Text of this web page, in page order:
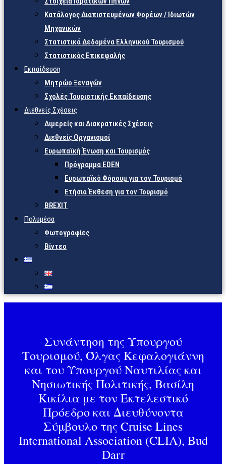
Κατάλογος Διαπιστευμένων Φορέων / Ιδιωτών
Μηχανικών
Στατιστικά Δεδομένα Ελληνικού Τουρισμού
Στατιστικός Επικεφαλής
Εκπαίδευση
Μητρώο Ξεναγών
Σχολές Τουριστικής Εκπαίδευσης
Διεθνείς Σχέσεις
Διμερείς και Διακρατικές Σχέσεις
Διεθνείς Οργανισμοί
Ευρωπαϊκή Ένωση και Τουρισμός
Πρόγραμμα EDEN
Ευρωπαϊκό Φόρουμ για τον Τουρισμό
Ετήσια Έκθεση για τον Τουρισμό
BREXIT
Πολυμέσα
Φωτογραφίες
Βίντεο
Συνάντηση της Υπουργού
Τουρισμού, Όλγας Κεφαλογιάννη
και του Υπουργού Ναυτιλίας και
Νησιωτικής Πολιτικής, Βασίλη
Κικίλια με τον Εκτελεστικό
Πρόεδρο και Διευθύνοντα
Σύμβουλο της Cruise Lines
International Association (CLIA), Bud
Darr